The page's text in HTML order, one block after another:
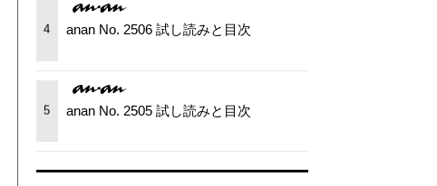
4 anan No. 2506 試し読みと目次
5 anan No. 2505 試し読みと目次